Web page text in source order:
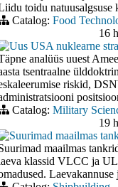
toidu natuusalgsuse
Catalog: Food
16
Uus USA nuklearne
analüüs uuest
tsentraalne
riskid,
Catalog: Military
19
Suurimad maailmas
maailmas
klassid VLCC ja